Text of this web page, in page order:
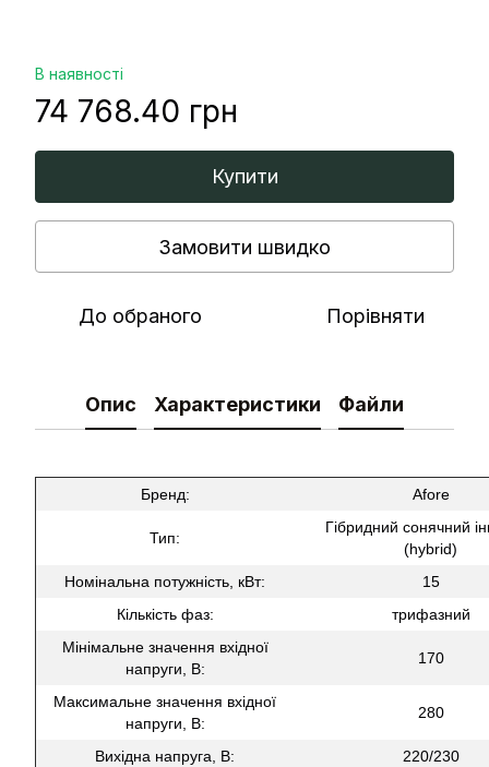
В наявності
74 768.40 грн
Купити
Замовити швидко
До обраного Порівняти
Опис Характеристики Файли
Бренд: Afore
Тип:
Гібридний сонячний
(hybrid)
Номінальна потужність, кВт:
15
Кількість фаз:
трифазний
Мінімальне значення вхідної
напруги, В:
170
Максимальне значення вхідної
напруги, В:
280
Вихідна напруга, В:
220/230